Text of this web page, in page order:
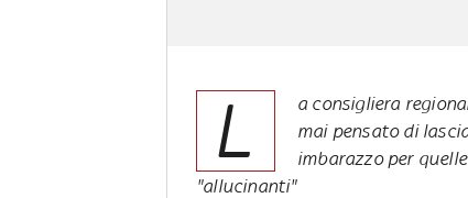
L
a consigliera
mai pensato di
imbarazzo per
"allucinanti"